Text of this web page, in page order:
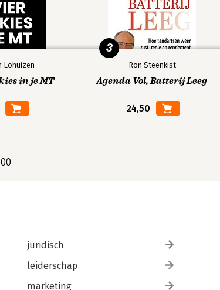
Lohuizen
in je MT
Ron Steenkist
Agenda Vol, Batterij Leeg
24,50
3
juridisch
leiderschap
marketing